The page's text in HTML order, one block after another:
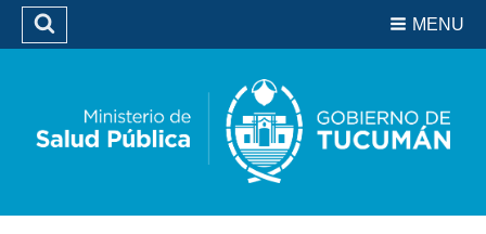
Biblioteca
MENU
Buscar